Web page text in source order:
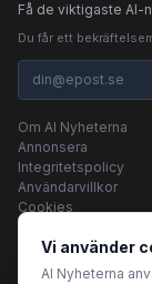
Få de viktigaste AI-
Du får ett
Om AI Nyheterna
Annonsera
Integritetspolicy
Användarvillkor
Cookies
Vi använder
AI Nyheterna